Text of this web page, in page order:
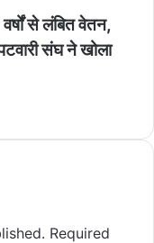
से लंबित वेतन,
संघ ने खोला
Required